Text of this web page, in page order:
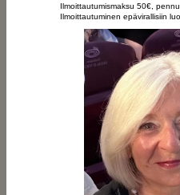
Ilmoittautumismaksu 50€,
Ilmoittautuminen epävirallisiin